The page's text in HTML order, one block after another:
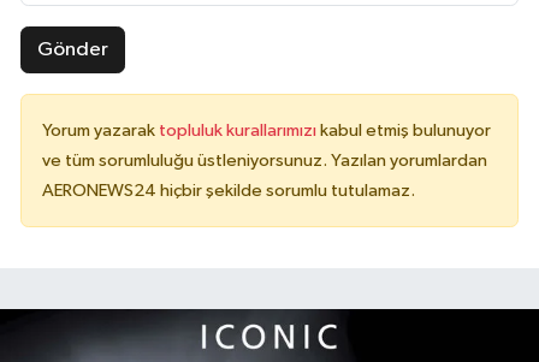
Gönder
Yorum yazarak topluluk kurallarımızı kabul etmiş bulunuyor
ve tüm sorumluluğu üstleniyorsunuz. Yazılan yorumlardan
AERONEWS24 hiçbir şekilde sorumlu tutulamaz.